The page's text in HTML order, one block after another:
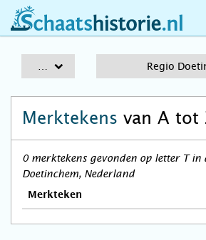
schaatshistorie.nl
Regio
Merktekens van A tot
0 merktekens gevonden op letter T in
Doetinchem, Nederland
Merkteken